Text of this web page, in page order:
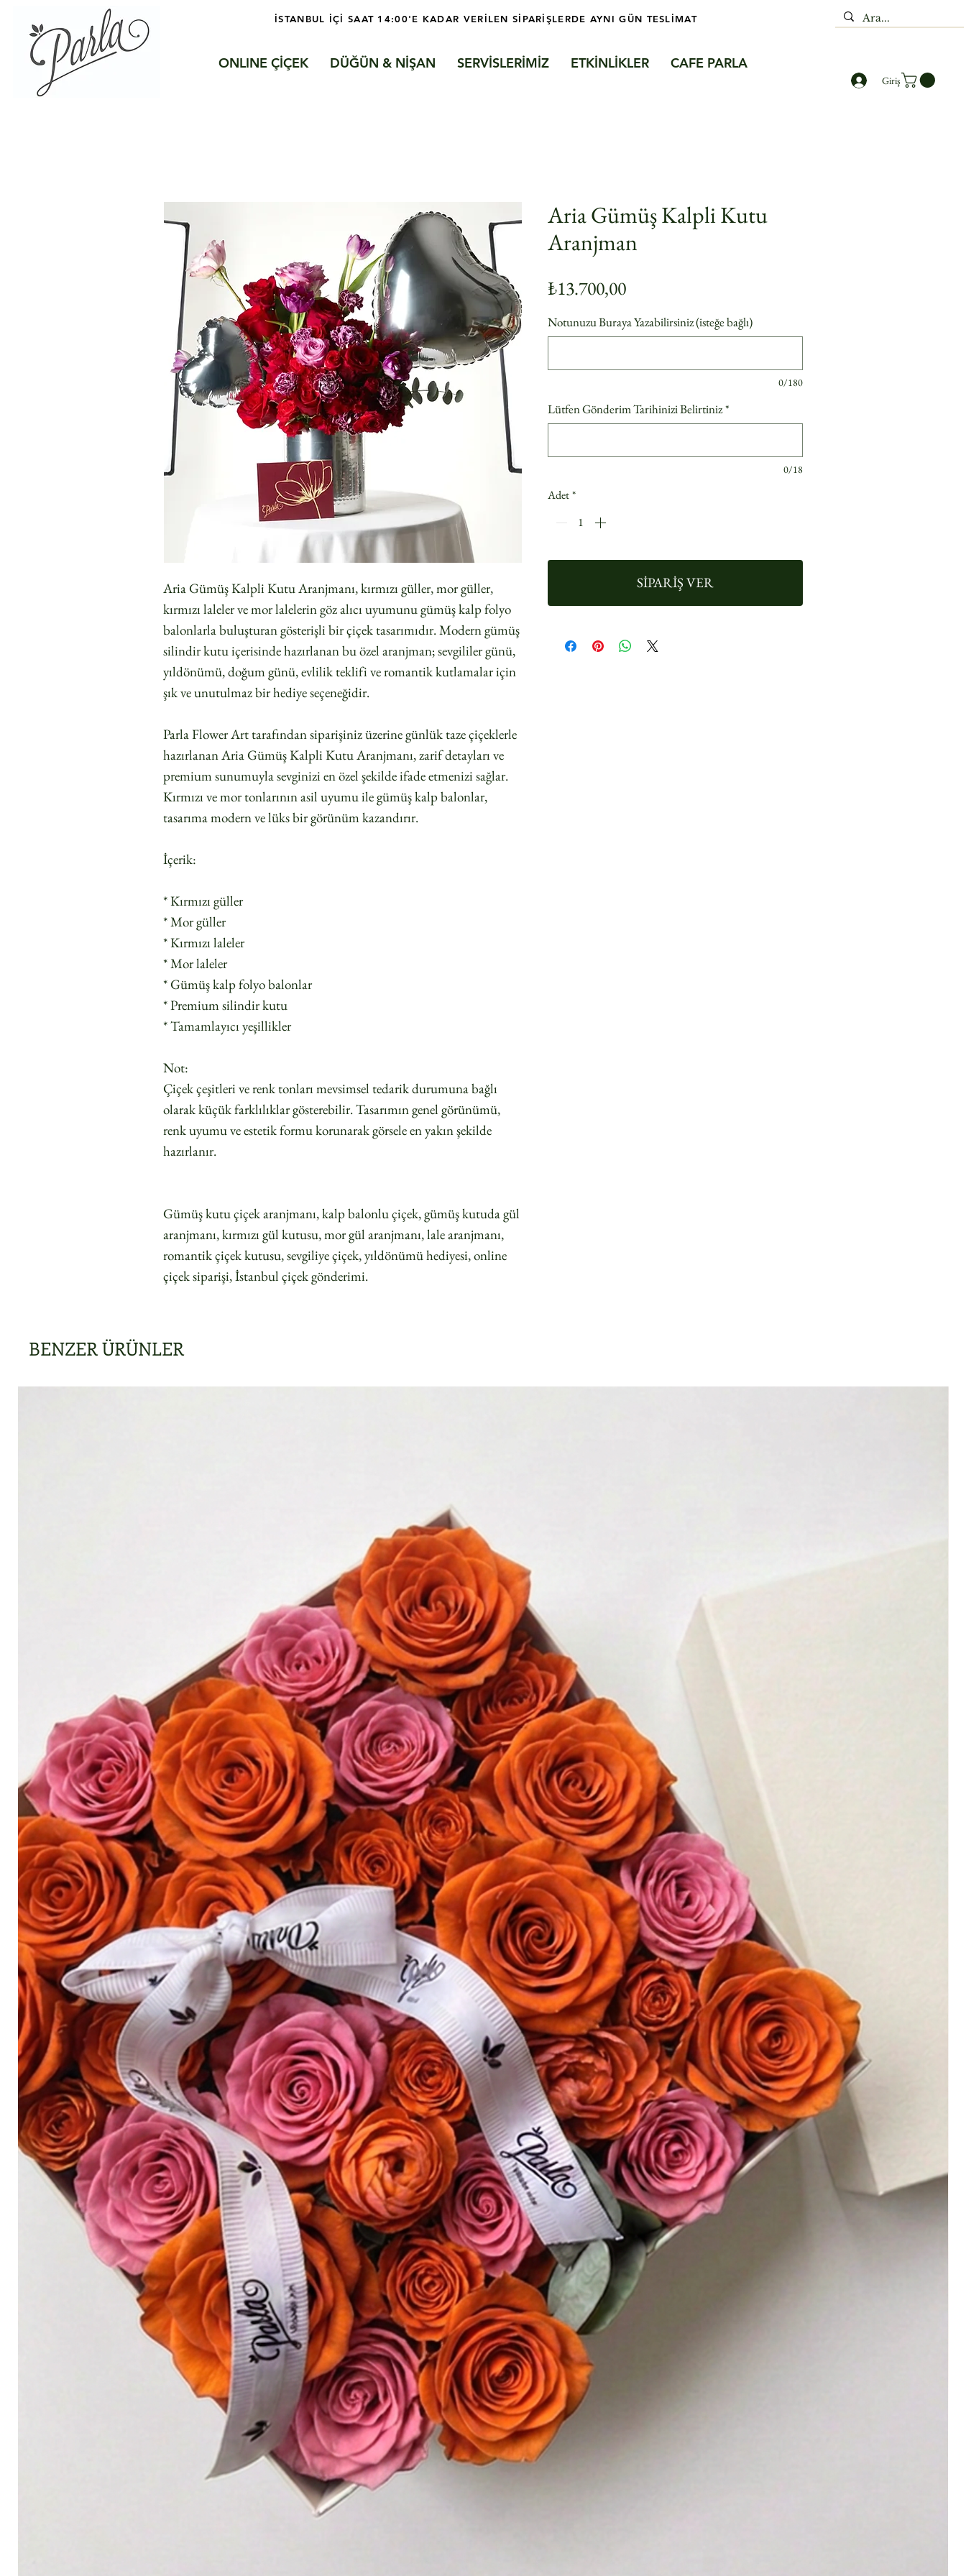
İSTANBUL İÇİ SAAT 14:00'E KADAR VERİLEN SİPARİŞLERDE AYNI GÜN TESLİMAT
ONLINE ÇİÇEK DÜĞÜN & NİŞAN SERVİSLERİMİZ ETKİNLİKLER CAFE PARLA
Giriş
Aria Gümüş Kalpli Kutu Aranjmanı, kırmızı güller, mor güller,
kırmızı laleler ve mor lalelerin göz alıcı uyumunu gümüş kalp folyo
balonlarla buluşturan gösterişli bir çiçek tasarımıdır. Modern gümüş
silindir kutu içerisinde hazırlanan bu özel aranjman; sevgililer günü,
yıldönümü, doğum günü, evlilik teklifi ve romantik kutlamalar için
şık ve unutulmaz bir hediye seçeneğidir.
Parla Flower Art tarafından siparişiniz üzerine günlük taze çiçeklerle
hazırlanan Aria Gümüş Kalpli Kutu Aranjmanı, zarif detayları ve
premium sunumuyla sevginizi en özel şekilde ifade etmenizi sağlar.
Kırmızı ve mor tonlarının asil uyumu ile gümüş kalp balonlar,
tasarıma modern ve lüks bir görünüm kazandırır.
İçerik:
* Kırmızı güller
* Mor güller
* Kırmızı laleler
* Mor laleler
* Gümüş kalp folyo balonlar
* Premium silindir kutu
* Tamamlayıcı yeşillikler
Not:
Çiçek çeşitleri ve renk tonları mevsimsel tedarik durumuna bağlı
olarak küçük farklılıklar gösterebilir. Tasarımın genel görünümü,
renk uyumu ve estetik formu korunarak görsele en yakın şekilde
hazırlanır.
Gümüş kutu çiçek aranjmanı, kalp balonlu çiçek, gümüş kutuda gül
aranjmanı, kırmızı gül kutusu, mor gül aranjmanı, lale aranjmanı,
romantik çiçek kutusu, sevgiliye çiçek, yıldönümü hediyesi, online
çiçek siparişi, İstanbul çiçek gönderimi.
Aria Gümüş Kalpli Kutu
Aranjman
₺13.700,00Fiyat
Notunuzu Buraya Yazabilirsiniz (isteğe bağlı)
0/180
Lütfen Gönderim Tarihinizi Belirtiniz*
0/18
Adet*
SİPARİŞ VER
BENZER ÜRÜNLER